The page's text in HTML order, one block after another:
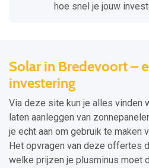
hoe snel je jouw
Solar in Bredevoort –
investering
Via deze site kun je alles vinden
laten aanleggen van
je echt aan om gebruik te maken
Het opvragen van deze offertes
welke prijzen je plusminus moet